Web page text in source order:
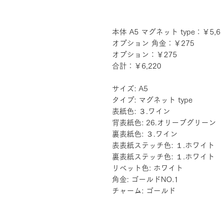
本体 A5 マグネット type：￥
オプション 角金：￥275
オプション：￥275
合計：￥6,220
サイズ: A5
タイプ: マグネット type
表紙色: ３.ワイン
背表紙色: 26.オリーブグリーン
裏表紙色: ３.ワイン
表表紙ステッチ色: １.ホワイト
裏表紙ステッチ色: １.ホワイト
リベット色: ホワイト
角金: ゴールドNO.1
チャーム: ゴールド